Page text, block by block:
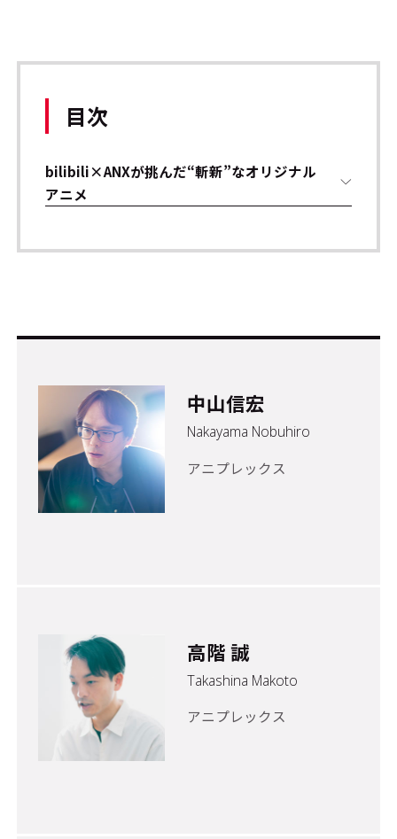
目次
bilibili×ANXが挑んだ“斬新”なオリジナル
アニメ
中山信宏
Nakayama Nobuhiro
アニプレックス
高階 誠
Takashina Makoto
アニプレックス